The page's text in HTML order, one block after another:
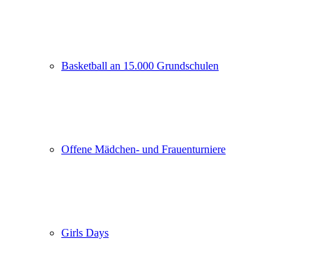
Basketball an 15.000 Grundschulen
Offene Mädchen- und Frauenturniere
Girls Days